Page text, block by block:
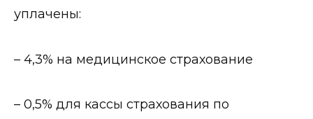
уплачены:
– 4,3% на медицинское страхование
– 0,5% для кассы страхования по